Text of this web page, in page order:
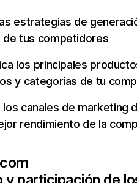
estrategias de
tus competidores
los principales
y categorías de tu
los canales de marketing
rendimiento de la